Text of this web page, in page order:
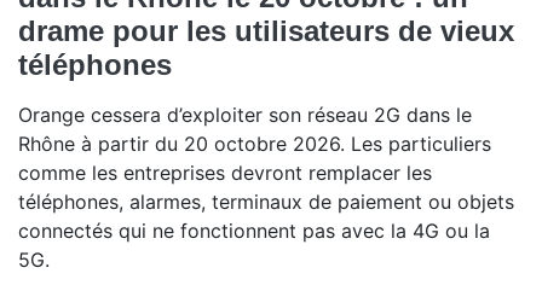
drame pour les utilisateurs de vieux
téléphones
Orange cessera d’exploiter son réseau 2G dans le
Rhône à partir du 20 octobre 2026. Les particuliers
comme les entreprises devront remplacer les
téléphones, alarmes, terminaux de paiement ou objets
connectés qui ne fonctionnent pas avec la 4G ou la
5G.